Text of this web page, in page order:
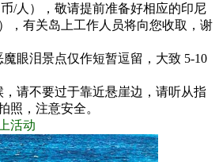
/人），敬请提前准备好相应的印尼
，有关岛上工作人员将向您收取，谢
眼泪景点仅作短暂逗留，大致 5-10
请不要过于靠近悬崖边，请听从指
照，注意安全。
活动